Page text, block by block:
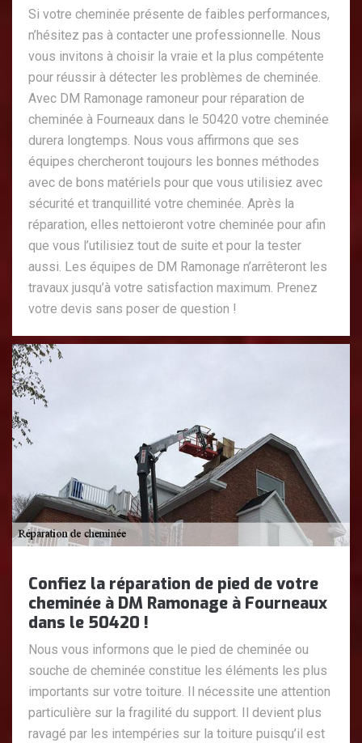
Si votre cheminée présente de faibles performances,
n’hésitez pas à contacter une professionnelle. Nous
vous invitons à choisir la vraie et la plus compétente
pour réussir à détecter les problèmes de cheminée.
Avec DM Ramonage ramoneur pour réparation de
cheminée à Fourneaux dans le 50420 votre cheminée
durera longtemps. Nous vous affirmons que ses
équipes chercheront toujours les bonnes méthodes
avec de bons matériels pour que vous utilisiez avec
sécurité et tranquillité votre cheminée. Après la
réparation, elles nettoieront votre cheminée pour afin
que vous l’utilisiez tout de suite et pour la tester
aussi. Les équipes de DM Ramonage n’arrêteront les
travaux jusqu’à votre satisfaction maximum. Prenez
votre devis sans poser de question !
Confiez la réparation de pied de votre
cheminée à DM Ramonage à Fourneaux
dans le 50420 !
Nous vous informons que le pied de cheminée ou
souche de cheminée constitue les éléments les plus
importants sur votre toiture. Il nécessite une attention
particulière sur la fragilité du support. Il devient plus
ravagé par les intempéries sur la toiture puisqu’il est